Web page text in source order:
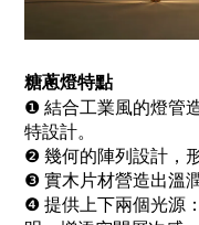
糖蔥燈特點
❶結合工業風的燈管
特設計。
❷幾何的陣列設計，
❸實木片材營造出溫
❹提供上下兩個光源